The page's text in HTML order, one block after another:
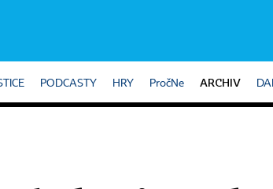
PODCASTY HRY PročNe ARCHIV